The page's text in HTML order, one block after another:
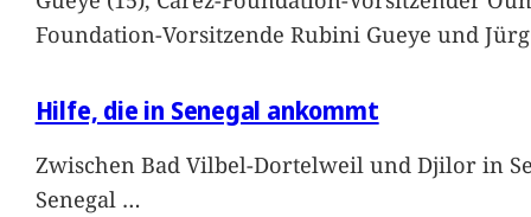
Foundation-Vorsitzende Rubini Gueye und
Hilfe, die in Senegal ankommt
Zwischen Bad Vilbel-Dortelweil und Djilor in
Senegal …